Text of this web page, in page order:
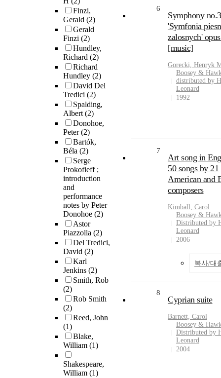
Finzi,
Gerald (2)
Gerald
Finzi (2)
Hundley,
Richard (2)
Richard
Hundley (2)
David Del
Tredici (2)
Spalding,
Albert(2)
Donohoe,
Peter(2)
Bartók,
Béla (2)
Serge
Prokofieff ;
introduction
and
performance
notes by Peter
Donohoe (2)
Astor
Piazzolla (2)
Del Tredici,
David (2)
Karl
Jenkins (2)
Smith, Rob
(2)
Rob Smith
(2)
Reed, John
(1)
Blake,
William (1)
Shakespeare,
William (1)
6
Symphony no.3
'Symfonia
zalosnych'
[music]
Gorecki, Henryk
Boosey &
distributed by
Leonard
1992
7
Art song in
50 songs by 21
American and
composers
Kimball, Carol
Boosey &
Distributed by
Leonard
2006
복사/대
8
Cyprian suite
Barnett, Carol
Boosey &
Distributed by
Leonard
2004